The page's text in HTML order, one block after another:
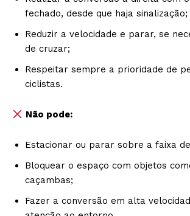
fechado, desde que haja sinalização;
Reduzir a velocidade e parar, se
de cruzar;
Respeitar sempre a prioridade de
ciclistas.
Não pode:
Estacionar ou parar sobre a faixa
Bloquear o espaço com objetos
caçambas;
Fazer a conversão em alta